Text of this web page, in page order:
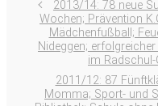
2013/14: 78 neue
Wochen; Prävention
Mädchenfußball;
Nideggen;
im
2011/12: 87
Momma; Sport- und